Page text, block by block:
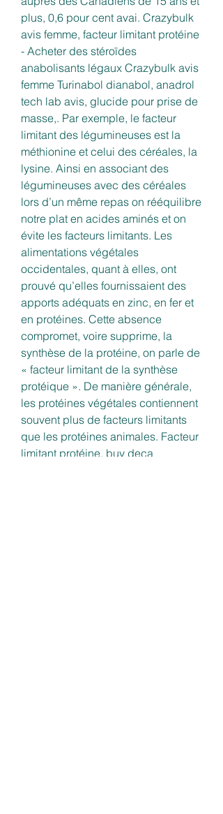
plus, 0,6 pour cent avai. Crazybulk
avis femme, facteur limitant protéine
- Acheter des stéroïdes
anabolisants légaux Crazybulk avis
femme Turinabol dianabol, anadrol
tech lab avis, glucide pour prise de
masse,. Par exemple, le facteur
limitant des légumineuses est la
méthionine et celui des céréales, la
lysine. Ainsi en associant des
légumineuses avec des céréales
lors d’un même repas on rééquilibre
notre plat en acides aminés et on
évite les facteurs limitants. Les
alimentations végétales
occidentales, quant à elles, ont
prouvé qu’elles fournissaient des
apports adéquats en zinc, en fer et
en protéines. Cette absence
compromet, voire supprime, la
synthèse de la protéine, on parle de
« facteur limitant de la synthèse
protéique ». De manière générale,
les protéines végétales contiennent
souvent plus de facteurs limitants
que les protéines animales. Facteur
limitant protéine, buy deca